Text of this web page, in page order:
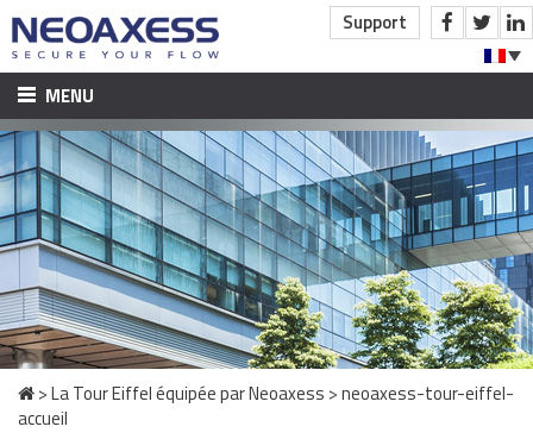
Support
MENU
ACCUEIL
À PROPOS
PRODUITS ET ACCOMPAGNEMENT
BTP ET ​CONSTRUCTION
CONTRÔLE D’ACCÈS
SOLUTIONS TUNNELS
INDUSTRIE ET TERTIAIRE
>La Tour Eiffel équipée par Neoaxess >neoaxess-tour-eiffel-
accueil